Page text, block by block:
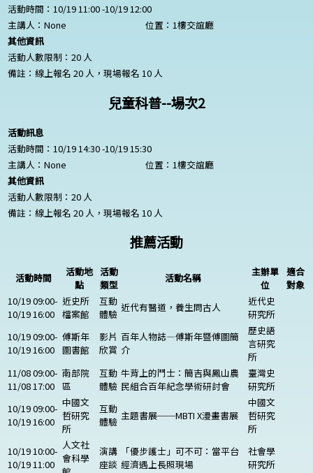
活動時間：10/19 11:00 -10/19 12:00
主講人： None
位置：1樓交誼廳
其他資訊
活動人數限制：20 人
備註：線上報名 20 人，現場報名 10 人
兒童科普--場次2
活動訊息
活動時間：10/19 14:30 -10/19 15:30
主講人： None
位置：1樓交誼廳
其他資訊
活動人數限制：20 人
備註：線上報名 20 人，現場報名 10 人
推薦活動
活動時間
活動地
點
活動
類型
活動名稱
主辦單
位
適合
對象
10/19 09:00-
10/19 16:00
近史所
檔案館
互動
體驗
近代有醫道，養生問古人
近代史
研究所
10/19 09:00-
10/19 16:00
傅斯年
圖書館
影片
欣賞
百年人物誌—傅斯年暨傅圖簡
介
歷史語
言研究
所
11/08 09:00-
11/08 17:00
南部院
區
互動
體驗
牛背上的鬥士：簡吉與鳳山農
民組合百年紀念學術研討會
臺灣史
研究所
10/19 09:00-
10/19 16:00
中國文
哲研究
所
互動
體驗 主題書展──MBTI X漫畫書展
中國文
哲研究
所
10/19 10:00-
10/19 11:00
人文社
會科學
演講
座談
「優步護士」可不可：當平台
經濟遇上長照現場
社會學
研究所